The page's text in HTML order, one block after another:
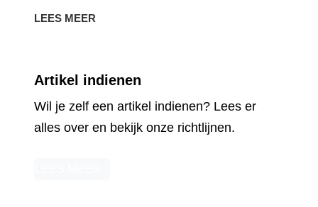
Wil je zelf een artikel indienen? Lees er